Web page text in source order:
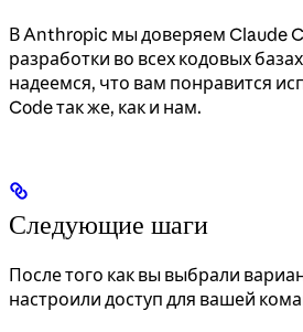
В Anthropic мы доверяем Claude
разработки во всех кодовых
надеемся, что вам понравится
Code так же, как и нам.
Следующие шаги
После того как вы выбрали
настроили доступ для вашей